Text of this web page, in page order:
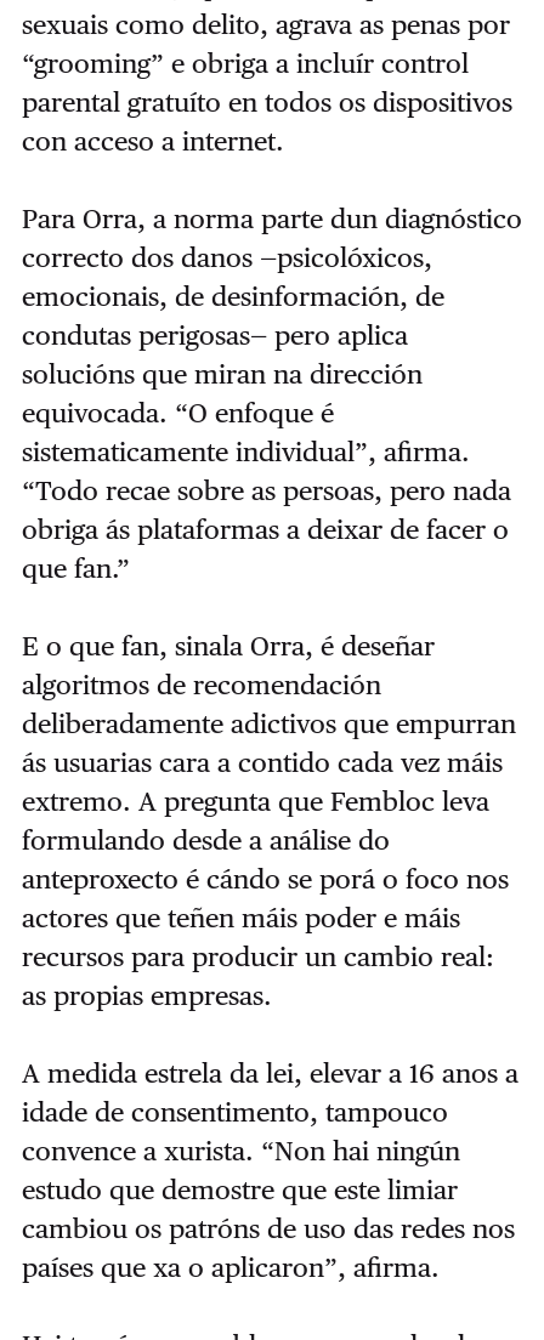
sexuais como delito, agrava as penas por
“grooming” e obriga a incluír control
parental gratuíto en todos os dispositivos
con acceso a internet.
Para Orra, a norma parte dun diagnóstico
correcto dos danos —psicolóxicos,
emocionais, de desinformación, de
condutas perigosas— pero aplica
solucións que miran na dirección
equivocada. “O enfoque é
sistematicamente individual”, afirma.
“Todo recae sobre as persoas, pero nada
obriga ás plataformas a deixar de facer o
que fan.”
E o que fan, sinala Orra, é deseñar
algoritmos de recomendación
deliberadamente adictivos que empurran
ás usuarias cara a contido cada vez máis
extremo. A pregunta que Fembloc leva
formulando desde a análise do
anteproxecto é cándo se porá o foco nos
actores que teñen máis poder e máis
recursos para producir un cambio real:
as propias empresas.
A medida estrela da lei, elevar a 16 anos a
idade de consentimento, tampouco
convence a xurista. “Non hai ningún
estudo que demostre que este limiar
cambiou os patróns de uso das redes nos
países que xa o aplicaron”, afirma.